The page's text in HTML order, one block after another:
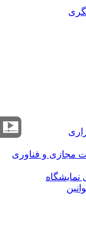
مجازی و فناوری
نمایشگاه